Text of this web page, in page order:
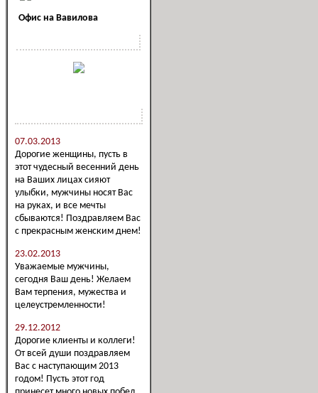
Офис на Вавилова
07.03.2013
Дорогие женщины, пусть в
этот чудесный весенний день
на Ваших лицах сияют
улыбки, мужчины носят Вас
на руках, и все мечты
сбываются! Поздравляем Вас
с прекрасным женским днем!
23.02.2013
Уважаемые мужчины,
сегодня Ваш день! Желаем
Вам терпения, мужества и
целеустремленности!
29.12.2012
Дорогие клиенты и коллеги!
От всей души поздравляем
Вас с наступающим 2013
годом! Пусть этот год